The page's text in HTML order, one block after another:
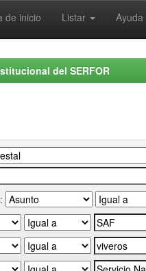
de inicio Listar Ayuda
del SERFOR